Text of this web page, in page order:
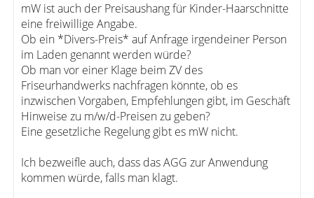
mW ist auch der Preisaushang für Kinder-Haarschnitte
eine freiwillige Angabe.
Ob ein *Divers-Preis* auf Anfrage irgendeiner Person
im Laden genannt werden würde?
Ob man vor einer Klage beim ZV des
Friseurhandwerks nachfragen könnte, ob es
inzwischen Vorgaben, Empfehlungen gibt, im Geschäft
Hinweise zu m/w/d-Preisen zu geben?
Eine gesetzliche Regelung gibt es mW nicht.
Ich bezweifle auch, dass das AGG zur Anwendung
kommen würde, falls man klagt.